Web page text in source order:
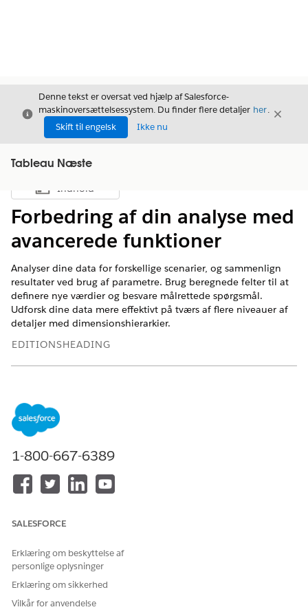
Luk
Denne tekst er oversat ved hjælp af Salesforce-
maskinoversættelsessystem. Du finder flere detaljer her.
Skift til engelsk
Ikke nu
Luk
Tableau Næste
Vis indholdsfortegnelse
Indhold
Forbedring af din analyse med
avancerede funktioner
Analyser dine data for forskellige scenarier, og sammenlign
resultater ved brug af parametre. Brug beregnede felter til at
definere nye værdier og besvare målrettede spørgsmål.
Udforsk dine data mere effektivt på tværs af flere niveauer af
detaljer med dimensionshierarkier.
EDITIONSHEADING
Føj et beregnet felt til dine data
Nogle gange kræver analyse af din datakilde tilføjelse af et
beregnet felt baseret på dine eksisterende felter. Du
ønsker f.eks. at gennemse omkostningerne for hvert
produkt, som du sælger. Du kan enten oprette et beregnet
felt manuelt, eller du kan bruge Semantics AI og lade
Einstein udarbejde et for dig.
Næste
hvis-scenarier i dashboards, og se, hvordan forskellige
input påvirker din forretning. Opret en parameter på
enhver felttype, og brug den sammen med et beregnet
felt, filter eller en referencelinje til at opdatere
1-800-667-6389
SALESFORCE
Erklæring om beskyttelse af
personlige oplysninger
Erklæring om sikkerhed
Vilkår for anvendelse